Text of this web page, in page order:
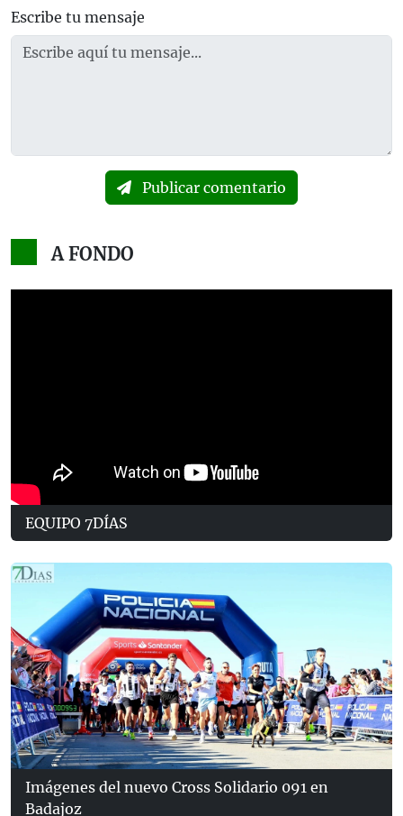
Escribe tu mensaje
Publicar comentario
A FONDO
EQUIPO 7DÍAS
Imágenes del nuevo Cross Solidario 091 en
Badajoz